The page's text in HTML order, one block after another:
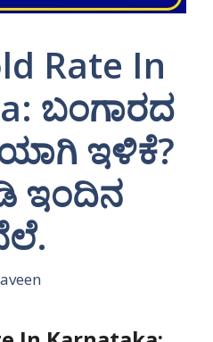
Rate In
ಬಂಗಾರದ
ಇಳಿಕೆ?
ಇಂದಿನ